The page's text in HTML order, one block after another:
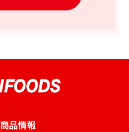
商品情報